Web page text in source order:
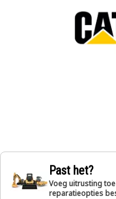
Past het?
Voeg uitrusting
reparatieopties